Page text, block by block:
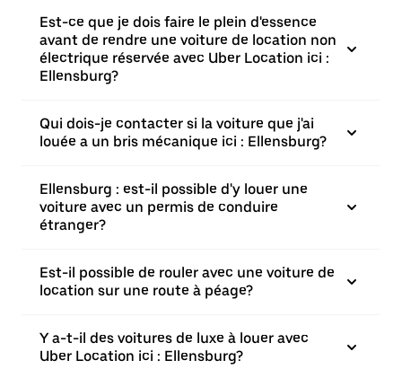
Est-ce que je dois faire le plein d'essence
avant de rendre une voiture de location non
électrique réservée avec Uber Location ici :
Ellensburg?
Qui dois-je contacter si la voiture que j'ai
louée a un bris mécanique ici : Ellensburg?
Ellensburg : est-il possible d'y louer une
voiture avec un permis de conduire
étranger?
Est-il possible de rouler avec une voiture de
location sur une route à péage?
Y a-t-il des voitures de luxe à louer avec
Uber Location ici : Ellensburg?